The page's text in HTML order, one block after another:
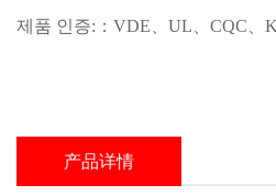
제품 인증:：VDE、UL、CQC、
产品详情